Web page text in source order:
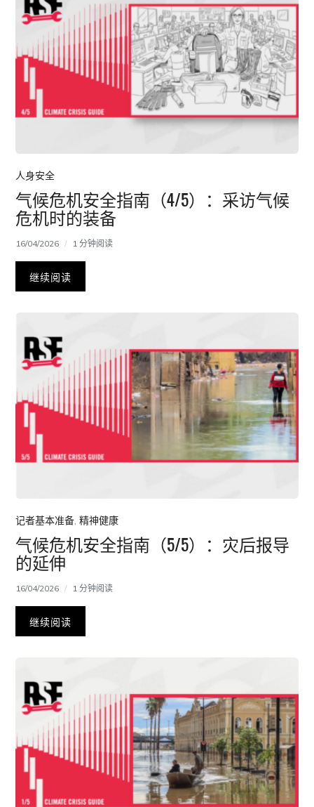
人身安全
气候危机安全指南（4/5）：采访气候
危机时的装备
16/04/2026 1 分钟阅读
继续阅读
记者基本准备,精神健康
气候危机安全指南（5/5）：灾后报导
的延伸
16/04/2026 1 分钟阅读
继续阅读